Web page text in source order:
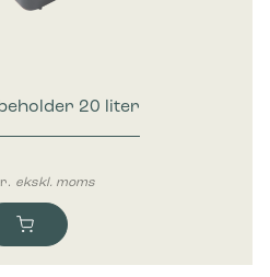
20 liter
ekskl. moms